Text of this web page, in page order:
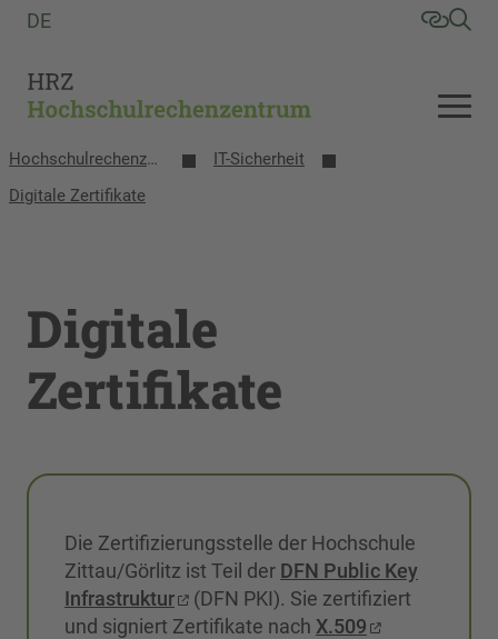
DE
Hochschulrechenzentrum
IT-Sicherheit
Digitale Zertifikate
Digitale
Zertifikate
Die Zertifizierungsstelle der Hochschule
Zittau/Görlitz ist Teil der DFN Public Key
Infrastruktur
(DFN PKI). Sie zertifiziert
und signiert Zertifikate nach X.509